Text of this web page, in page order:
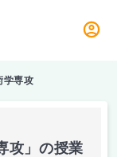
学専攻
攻」の授業